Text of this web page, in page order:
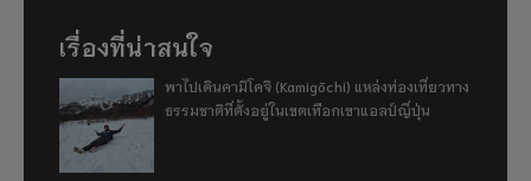
เรื่องที่น่าสนใจ
พาไปเดินคามิโคจิ (Kamigōchi) แหล่งท่องเที่ยวทาง
ธรรมชาติที่ตั้งอยู่ในเขตเทือกเขาแอลป์ญี่ปุ่น